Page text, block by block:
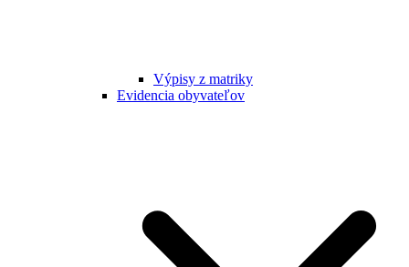
Výpisy z matriky
Evidencia obyvateľov